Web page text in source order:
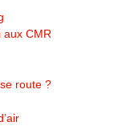
aux CMR
route ?